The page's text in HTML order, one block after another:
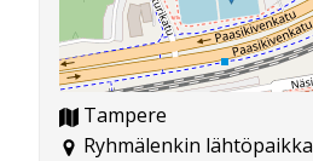
Tampere
Ryhmälenkin lähtöpaikka